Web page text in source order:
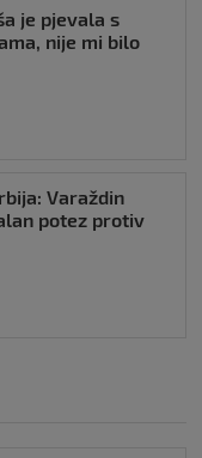
je pjevala s
nije mi bilo
Varaždin
potez protiv